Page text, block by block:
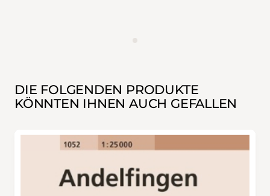
DIE FOLGENDEN PRODUKTE
KÖNNTEN IHNEN AUCH GEFALLEN